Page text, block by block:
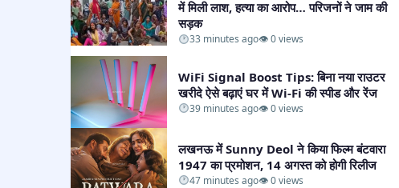
में मिली लाश, हत्या का आरोप… परिजनों ने जाम की
सड़क​
33 minutes ago👁 0 views
WiFi Signal Boost Tips: बिना नया राउटर
खरीदे ऐसे बढ़ाएं घर में Wi-Fi की स्पीड और रेंज​
39 minutes ago👁 0 views
लखनऊ में Sunny Deol ने किया फिल्म बंटवारा
1947 का प्रमोशन, 14 अगस्त को होगी रिलीज​
47 minutes ago👁 0 views